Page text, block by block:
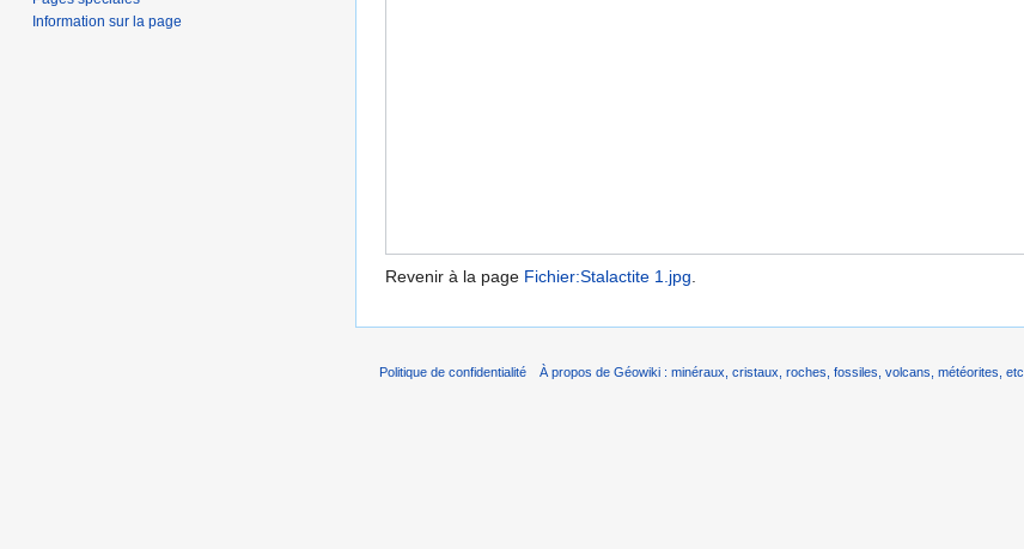
Revenir à la page Fichier:Stalactite 1.jpg.
Information sur la page
Politique de confidentialité À propos de Géowiki : minéraux, cristaux, roches, fossiles, volcans, météorites, etc.